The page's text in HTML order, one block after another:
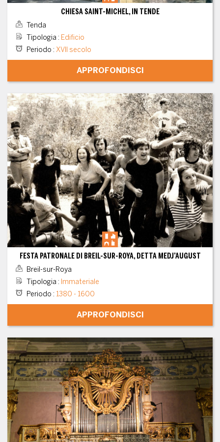
CHIESA SAINT-MICHEL, IN TENDE
Tenda
Tipologia : Edificio
Periodo : XVII secolo
APPROFONDISCI
FESTA PATRONALE DI BREIL-SUR-ROYA, DETTA MEDJ’AUGUST
Breil-sur-Roya
Tipologia : Immateriale
Periodo : 1380 - 1600
APPROFONDISCI